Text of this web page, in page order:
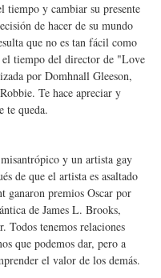
tiempo y cambiar su presente
de hacer de su mundo
que no es tan fácil como
tiempo del director de "Love
por Domhnall Gleeson,
Te hace apreciar y
te queda.
y un artista gay
de que el artista es asaltado
ganaron premios Oscar por
de James L. Brooks,
Todos tenemos relaciones
que podemos dar, pero a
el valor de los demás.